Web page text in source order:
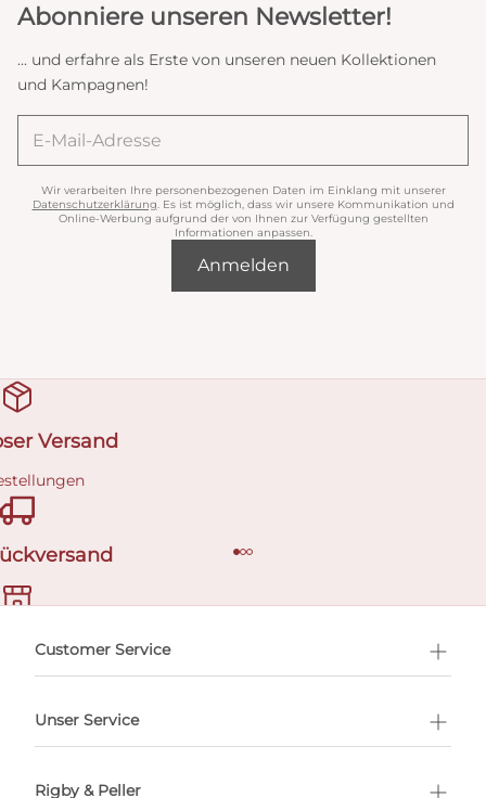
Abonniere unseren Newsletter!
... und erfahre als Erste von unseren neuen Kollektionen
und Kampagnen!
Wir verarbeiten Ihre personenbezogenen Daten im Einklang mit unserer
Datenschutzerklärung . Es ist möglich, dass wir unsere Kommunikation und
Online-Werbung aufgrund der von Ihnen zur Verfügung gestellten
Informationen anpassen.
Anmelden
Versand
buchen
Customer Service
Unser Service
Rigby & Peller